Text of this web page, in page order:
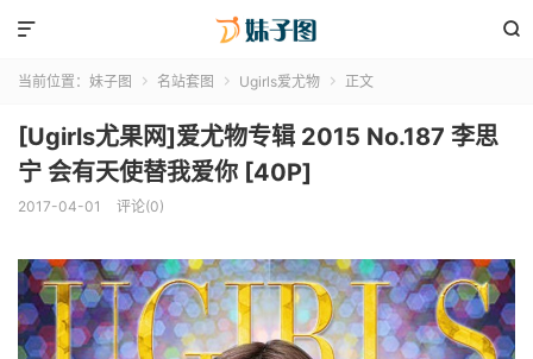


当前位置： 妹子图  名站套图  Ugirls爱尤物  正文
[Ugirls尤果网]爱尤物专辑 2015 No.187 李思
宁 会有天使替我爱你 [40P]
2017-04-01 评论(0)